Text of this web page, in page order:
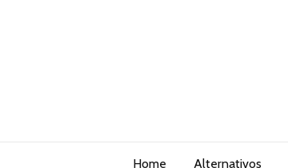
Home Alternativos